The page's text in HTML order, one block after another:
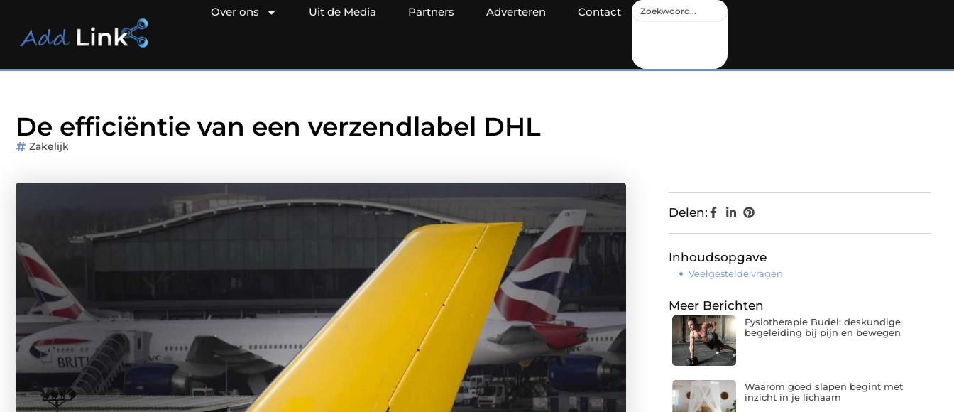
Over ons Uit de Media Partners Adverteren Contact
De efficiëntie van een verzendlabel DHL
Zakelijk
Delen:
Inhoudsopgave
Veelgestelde vragen
Meer Berichten
Fysiotherapie Budel: deskundige
begeleiding bij pijn en bewegen
Waarom goed slapen begint met
inzicht in je lichaam